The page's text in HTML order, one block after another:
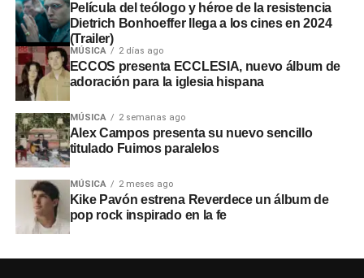
Película del teólogo y héroe de la resistencia
Dietrich Bonhoeffer llega a los cines en 2024
(Trailer)
MÚSICA 2 días ago
ECCOS presenta ECCLESIA, nuevo álbum de
adoración para la iglesia hispana
MÚSICA 2 semanas ago
Alex Campos presenta su nuevo sencillo
titulado Fuimos paralelos
MÚSICA 2 meses ago
Kike Pavón estrena Reverdece un álbum de
pop rock inspirado en la fe